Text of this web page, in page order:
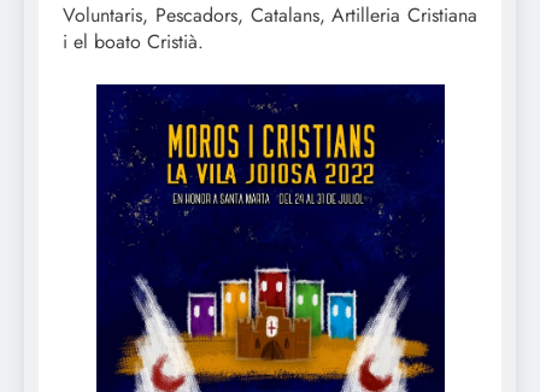
Voluntaris, Pescadors, Catalans, Artilleria Cristiana
i el boato Cristià.